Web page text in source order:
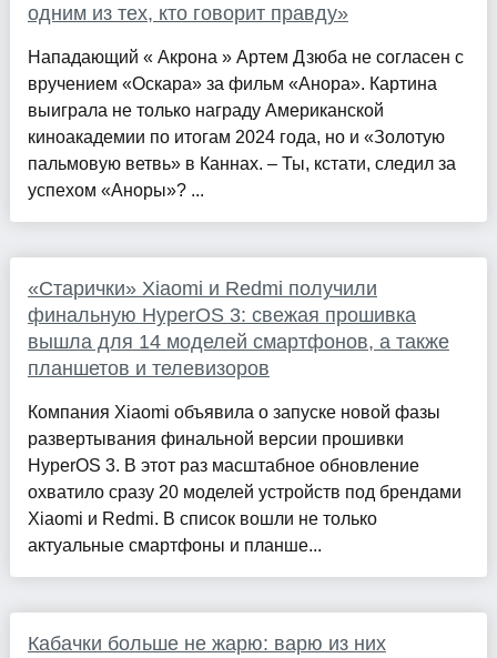
одним из тех, кто говорит правду»
Нападающий « Акрона » Артем Дзюба не согласен с
вручением «Оскара» за фильм «Анора». Картина
выиграла не только награду Американской
киноакадемии по итогам 2024 года, но и «Золотую
пальмовую ветвь» в Каннах. – Ты, кстати, следил за
успехом «Аноры»? ...
«Старички» Xiaomi и Redmi получили
финальную HyperOS 3: свежая прошивка
вышла для 14 моделей смартфонов, а также
планшетов и телевизоров
Компания Xiaomi объявила о запуске новой фазы
развертывания финальной версии прошивки
HyperOS 3. В этот раз масштабное обновление
охватило сразу 20 моделей устройств под брендами
Xiaomi и Redmi. В список вошли не только
актуальные смартфоны и планше...
Кабачки больше не жарю: варю из них